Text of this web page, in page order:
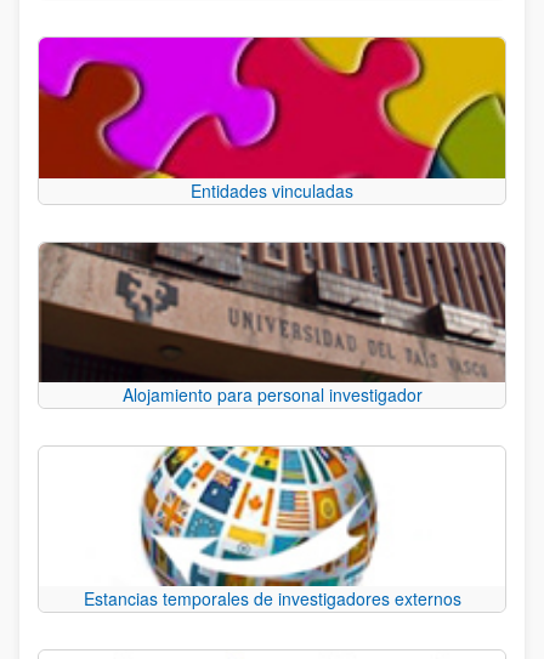
Entidades vinculadas
Alojamiento para personal investigador
Estancias temporales de investigadores externos